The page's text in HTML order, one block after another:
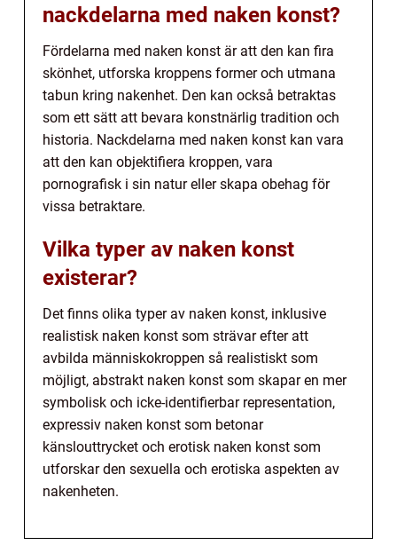
nackdelarna med naken konst?
Fördelarna med naken konst är att den kan fira
skönhet, utforska kroppens former och utmana
tabun kring nakenhet. Den kan också betraktas
som ett sätt att bevara konstnärlig tradition och
historia. Nackdelarna med naken konst kan vara
att den kan objektifiera kroppen, vara
pornografisk i sin natur eller skapa obehag för
vissa betraktare.
Vilka typer av naken konst
existerar?
Det finns olika typer av naken konst, inklusive
realistisk naken konst som strävar efter att
avbilda människokroppen så realistiskt som
möjligt, abstrakt naken konst som skapar en mer
symbolisk och icke-identifierbar representation,
expressiv naken konst som betonar
känslouttrycket och erotisk naken konst som
utforskar den sexuella och erotiska aspekten av
nakenheten.